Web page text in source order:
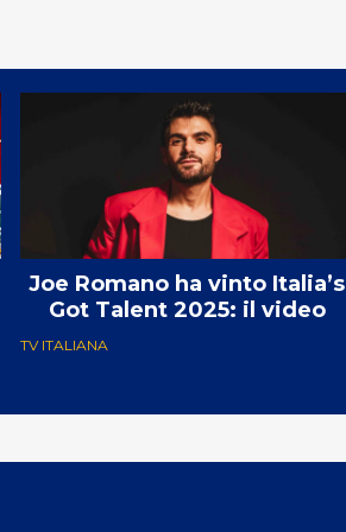
Joe Romano ha vinto Italia’s
Got Talent 2025: il video
TV ITALIANA